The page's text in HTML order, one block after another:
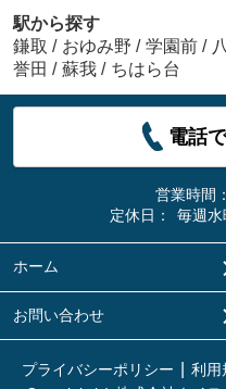
駅から探す
鎌取 / おゆみ野 / 学園前 /
誉田 / 蘇我 / ちはら台
電話
営業時間：
定休日：
毎週水
ホーム
お問い合わせ
プライバシーポリシー 利用